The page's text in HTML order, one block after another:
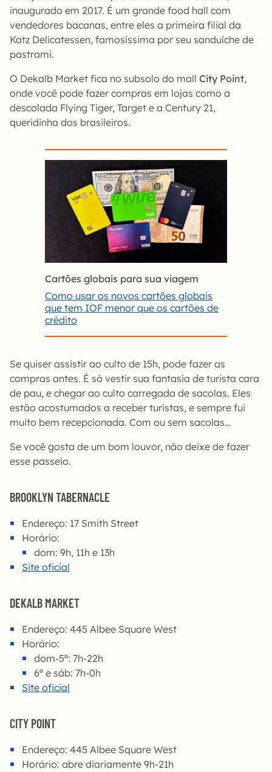
inaugurado em 2017. É um grande food hall com
vendedores bacanas, entre eles a primeira filial da
Katz Delicatessen, famosíssima por seu sanduíche de
pastrami.
O Dekalb Market fica no subsolo do mall City Point,
onde você pode fazer compras em lojas como a
descolada Flying Tiger, Target e a Century 21,
queridinha dos brasileiros.
Cartões globais para sua viagem
Como usar os novos cartões globais
que tem IOF menor que os cartões de
crédito
Se quiser assistir ao culto de 15h, pode fazer as
compras antes. É só vestir sua fantasia de turista cara
de pau, e chegar ao culto carregada de sacolas. Eles
estão acostumados a receber turistas, e sempre fui
muito bem recepcionada. Com ou sem sacolas…
Se você gosta de um bom louvor, não deixe de fazer
esse passeio.
BROOKLYN TABERNACLE
Endereço: 17 Smith Street
Horário:
dom: 9h, 11h e 13h
Site oficial
DEKALB MARKET
Endereço: 445 Albee Square West
Horário:
dom-5ª: 7h-22h
6ª e sáb: 7h-0h
Site oficial
CITY POINT
Endereço: 445 Albee Square West
Horário: abre diariamente 9h-21h